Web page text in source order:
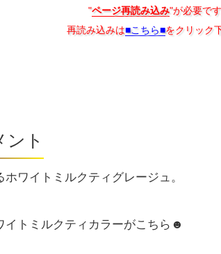
"ページ再読み込み"が必要です
再読み込みは■こちら■をクリック
ント
ワイトミルクティグレージュ。
イトミルクティカラーがこちら☻